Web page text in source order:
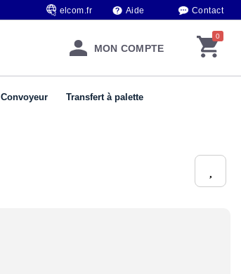
elcom.fr Aide Contact
MON COMPTE
Convoyeur Transfert à palette